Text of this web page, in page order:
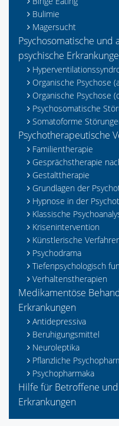
Bulimie
Magersucht
Psychosomatische
psychische
Organische Psychose
Organische Psychose
Psychosomatische
Somatoforme
Psychotherapeutische
Familientherapie
Gesprächstherapie
Gestalttherapie
Grundlagen der
Hypnose in der
Klassische
Krisenintervention
Künstlerische
Psychodrama
Tiefenpsychologisch
Verhaltenstherapien
Medikamentöse
Erkrankungen
Antidepressiva
Beruhigungsmittel
Neuroleptika
Pflanzliche
Psychopharmaka
Hilfe für Betroffene
Erkrankungen